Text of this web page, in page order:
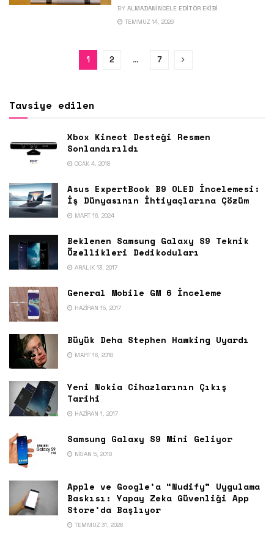
BY ALMADANINCELE EDITÖR EKIBI
TEMMUZ 14, 2026
1 2 … 7
Tavsiye edilen
Xbox Kinect Desteği Resmen
Sonlandırıldı
OCAK 4, 2018
Asus ExpertBook B9 OLED İncelemesi:
İş Dünyasının İhtiyaçlarına Çözüm
MART 16, 2024
Beklenen Samsung Galaxy S9 Teknik
Özellikleri Dedikoduları
ARALIK 13, 2017
General Mobile GM 6 İnceleme
HAZIRAN 15, 2017
Büyük Deha Stephen Hawking Uyardı
MART 16, 2018
Yeni Nokia Cihazlarının Çıkış
Tarihi
HAZIRAN 1, 2017
Samsung Galaxy S9 Mini Geliyor
NISAN 5, 2018
Apple ve Google’a “Nudify” Uygulama
Baskısı: Yapay Zeka Güvenliği App
Store’da Başlıyor
TEMMUZ 31, 2026